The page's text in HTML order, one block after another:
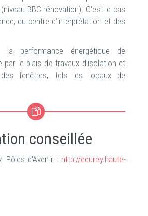
BBC rénovation). C'est le cas
du centre d’interprétation et des
la performance énergétique de
par le biais de travaux d’isolation et
des fenêtres, tels les locaux de
conseillée
Pôles d'Avenir : http://ecurey.haute-